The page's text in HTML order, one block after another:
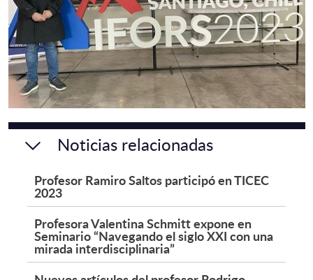
Noticias relacionadas
Profesor Ramiro Saltos participó en TICEC
2023
Profesora Valentina Schmitt expone en
Seminario “Navegando el siglo XXI con una
mirada interdisciplinaria”